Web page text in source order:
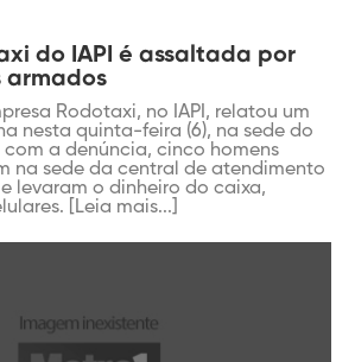
do IAPI é assaltada por
armados
Rodotaxi, no IAPI, relatou um
nesta quinta-feira (6), na sede do
a denúncia, cinco homens
na sede da central de atendimento
levaram o dinheiro do caixa,
[Leia mais...]